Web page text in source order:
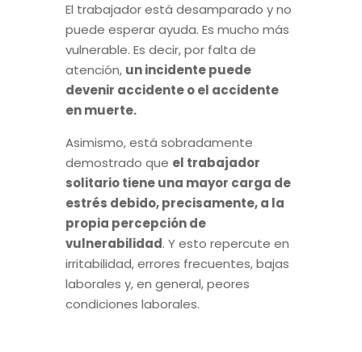
El trabajador está desamparado y no
puede esperar ayuda. Es mucho más
vulnerable. Es decir, por falta de
atención, un incidente puede
devenir accidente o el accidente
en muerte.
Asimismo, está sobradamente
demostrado que el trabajador
solitario tiene una mayor carga de
estrés debido, precisamente, a la
propia percepción de
vulnerabilidad. Y esto repercute en
irritabilidad, errores frecuentes, bajas
laborales y, en general, peores
condiciones laborales.